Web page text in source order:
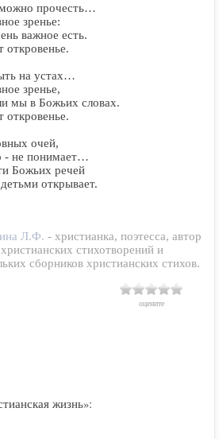
прочесть…
зренье:
важное есть.
откровенье.
на устах…
зренье,
мы в Божьих словах.
откровенье.
очей,
- не понимает…
Божьих речей
открывает.
Л.Ф. - христианка, поэтесса, автор
стихотворений и
сборников христианских стихов.
оцените
жизнь»: